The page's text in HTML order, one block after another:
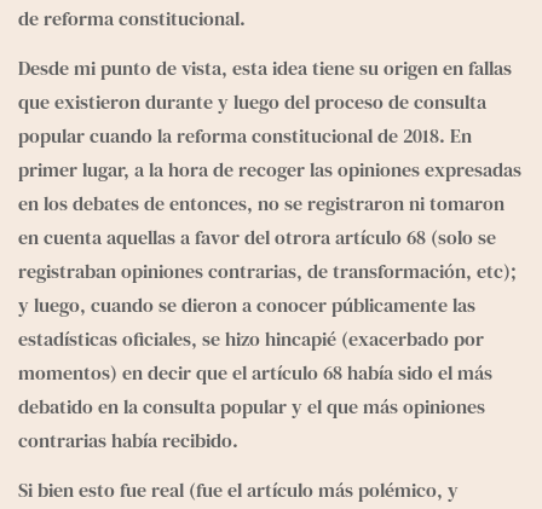
de reforma constitucional.
Desde mi punto de vista, esta idea tiene su origen en fallas
que existieron durante y luego del proceso de consulta
popular cuando la reforma constitucional de 2018. En
primer lugar, a la hora de recoger las opiniones expresadas
en los debates de entonces, no se registraron ni tomaron
en cuenta aquellas a favor del otrora artículo 68 (solo se
registraban opiniones contrarias, de transformación, etc);
y luego, cuando se dieron a conocer públicamente las
estadísticas oficiales, se hizo hincapié (exacerbado por
momentos) en decir que el artículo 68 había sido el más
debatido en la consulta popular y el que más opiniones
contrarias había recibido.
Si bien esto fue real (fue el artículo más polémico, y